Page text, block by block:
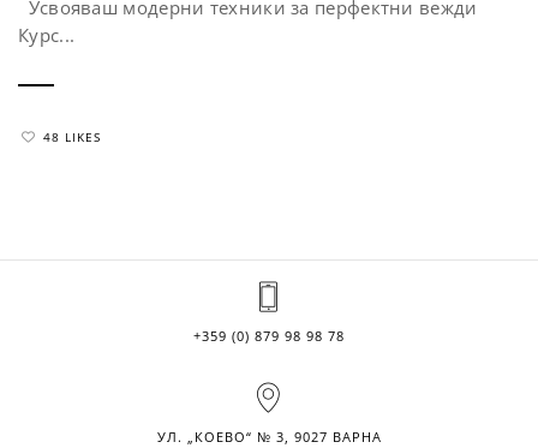
Усвояваш модерни техники за перфектни вежди
Курс...
48 LIKES
+359 (0) 879 98 98 78
УЛ. „КОЕВО“ № 3, 9027 ВАРНА